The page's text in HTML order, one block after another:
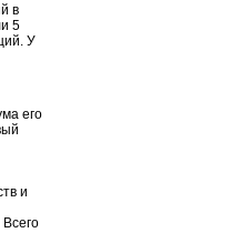
в
5
У
его
и